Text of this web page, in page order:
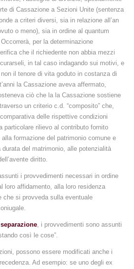
di Cassazione a Sezioni Unite (sentenza
a criteri diversi, sia in relazione all’an
o meno), sia in ordine al quantum
per la determinazione
che il richiedente non abbia mezzi
in tal caso indagando sui motivi, e
il tenore di vita goduto in costanza di
la Cassazione aveva affermato,
ciò che la la Cassazione sostiene
un criterio c.d. “composito” che,
delle rispettive condizioni
particolare rilievo al contributo fornito
alla formazione del patrimonio comune e
del matrimonio, alle potenzialità
diritto.
i provvedimenti necessari in ordine
loro affidamento, alla loro residenza
che si provveda sulla eventuale
separazione, i provvedimenti sono assunti
così le cose”.
possono essere modificati anche i
Ad esempio: se uno degli ex